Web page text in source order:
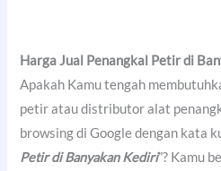
Harga Jual Penangkal Petir di
Apakah Kamu tengah
petir atau distributor alat
browsing di Google dengan kata
Petir di Banyakan Kediri”? Kamu